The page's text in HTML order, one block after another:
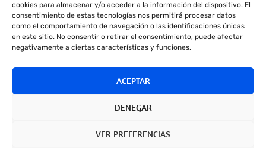
cookies para almacenar y/o acceder a la información del dispositivo. El
consentimiento de estas tecnologías nos permitirá procesar datos
como el comportamiento de navegación o las identificaciones únicas
en este sitio. No consentir o retirar el consentimiento, puede afectar
negativamente a ciertas características y funciones.
ACEPTAR
DENEGAR
VER PREFERENCIAS
© 2026, Pequeño Koala | Powered byDigidisa
Política de privacidad|Política de cookies|
Declaración de accesibilidad